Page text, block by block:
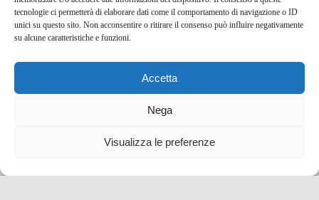
tecnologie ci permetterà di elaborare dati come il comportamento di navigazione o ID
unici su questo sito. Non acconsentire o ritirare il consenso può influire negativamente
su alcune caratteristiche e funzioni.
Accetta
Nega
Visualizza le preferenze